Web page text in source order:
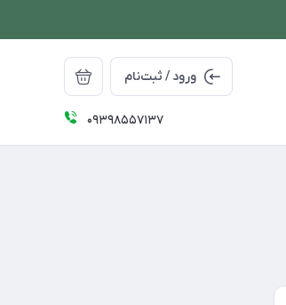
ورود / ثبت‌نام
09398557137